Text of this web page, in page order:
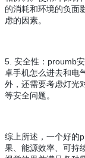
的消耗和环境的负面
虑的因素。
5. 安全性：proumb
卓手机怎么进去和电
外，还需要考虑灯
等安全问题。
综上所述，一个好
果、能源效率